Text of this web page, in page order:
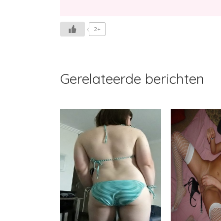
2+
Gerelateerde berichten
Marguerite36